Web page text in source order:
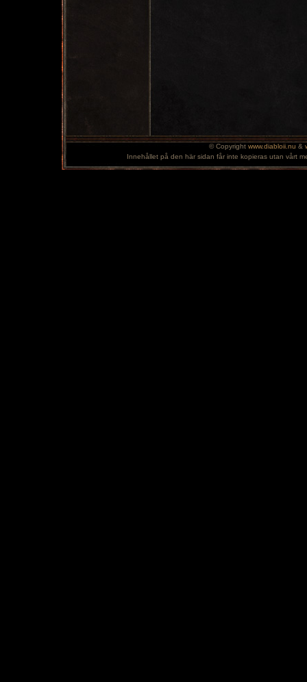
© Copyright www.diabloii.nu &
Innehållet på den här sidan får inte kopieras utan vårt